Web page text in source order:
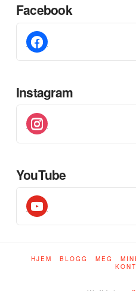
Facebook
facebook
Instagram
instagram
YouTube
youtube
HJEM BLOGG MEG